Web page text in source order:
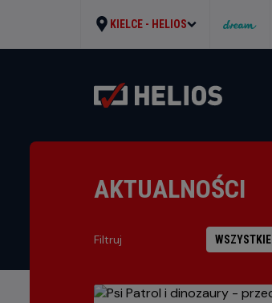
KIELCE - HELIOS
AKTUALNOŚCI
Filtruj WSZYSTKIE